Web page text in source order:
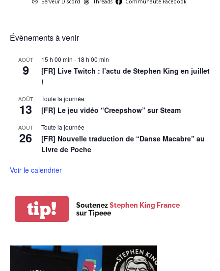
Serveur Discord Threads Communauté Facebook
Évènements à venir
AOÛT
9
15 h 00 min - 18 h 00 min
[FR] Live Twitch : l’actu de Stephen King en juillet
!
AOÛT
13
Toute la journée
[FR] Le jeu vidéo “Creepshow” sur Steam
AOÛT
26
Toute la journée
[FR] Nouvelle traduction de “Danse Macabre” au
Livre de Poche
Voir le calendrier
tip! SoutenezStephen King France
sur Tipeee